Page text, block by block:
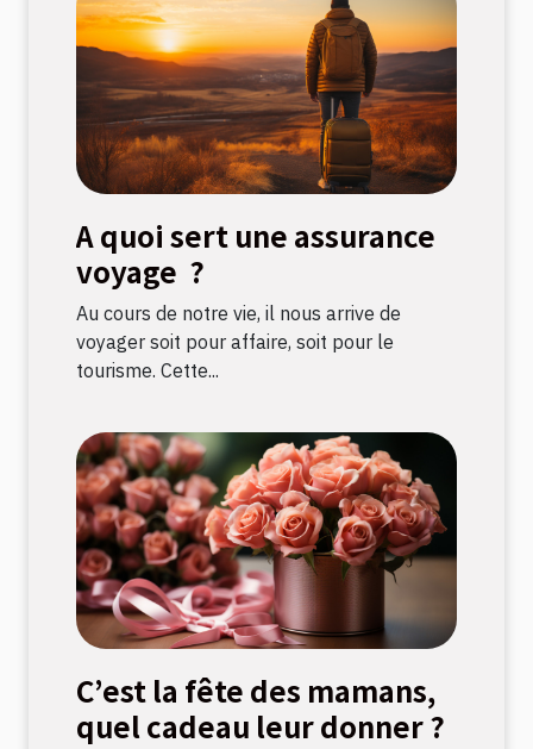
A quoi sert une assurance
voyage ?
Au cours de notre vie, il nous arrive de
voyager soit pour affaire, soit pour le
tourisme. Cette...
C’est la fête des mamans,
quel cadeau leur donner ?